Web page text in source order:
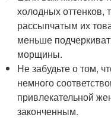
холодных оттенков,
рассыпчатым их
меньше
морщины.
Не забудьте о том,
немного
привлекательной
законченным.